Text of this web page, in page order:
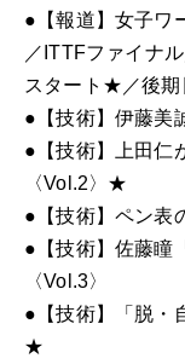
●【報道】女子ワ
／ITTFファイナ
スタート ★ ／後
●【技術】伊藤美
●【技術】上田仁
〈Vol.2〉 ★
●【技術】ペン表
●【技術】佐藤瞳
〈Vol.3〉
●【技術】「脱・
★